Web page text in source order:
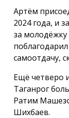
Артём
2024 года, и
за
самоотдачу,
Ещё четверо
Таганрог
Ратим
Шихбаев.